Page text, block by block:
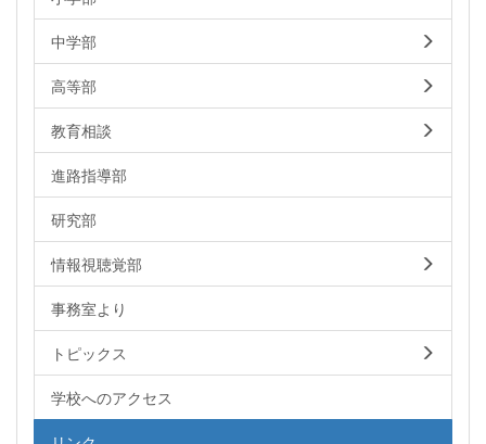
中学部
高等部
教育相談
進路指導部
研究部
情報視聴覚部
事務室より
トピックス
学校へのアクセス